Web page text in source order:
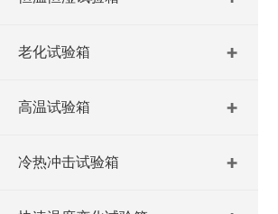
老化试验箱
高温试验箱
冷热冲击试验箱